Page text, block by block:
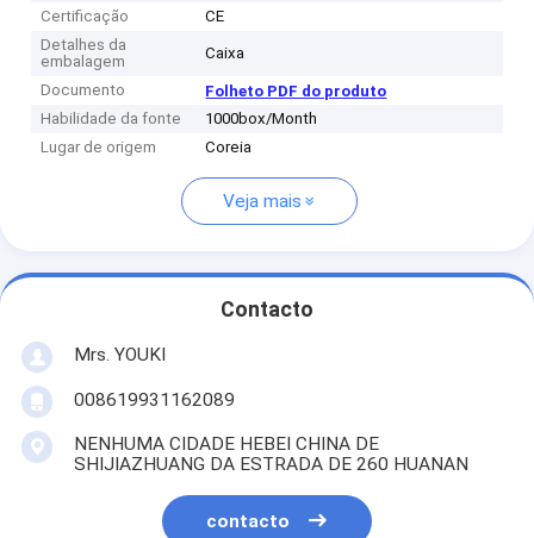
Certificação
CE
Detalhes da
embalagem
Caixa
Documento
Folheto PDF do produto
Habilidade da fonte
1000box/Month
Lugar de origem
Coreia
Veja mais
Contacto
Mrs. YOUKI
008619931162089
NENHUMA CIDADE HEBEI CHINA DE
SHIJIAZHUANG DA ESTRADA DE 260 HUANAN
contacto